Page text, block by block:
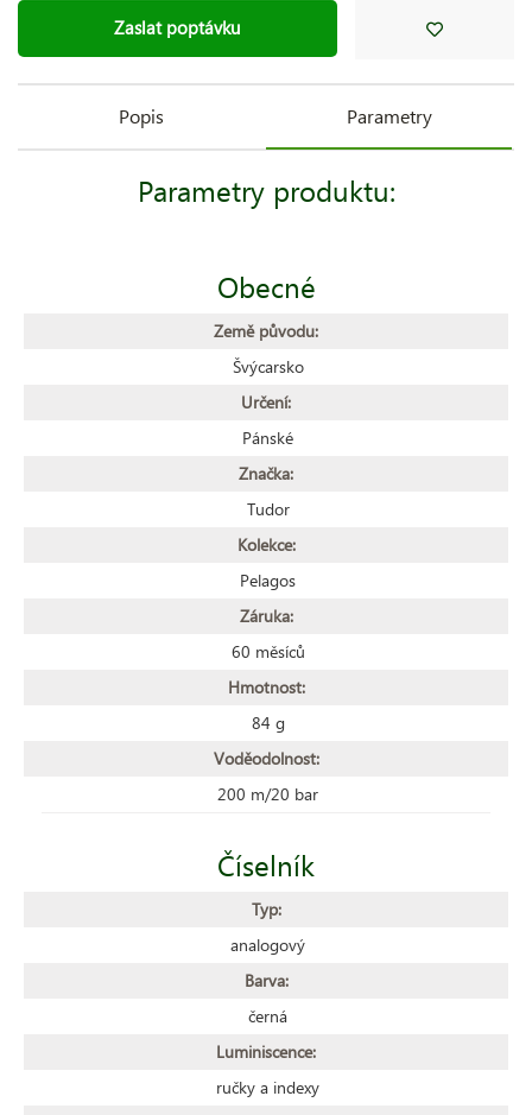
Zaslat poptávku
Popis Parametry
Parametry produktu:
Obecné
Země původu:
Švýcarsko
Určení:
Pánské
Značka:
Tudor
Kolekce:
Pelagos
Záruka:
60 měsíců
Hmotnost:
84 g
Voděodolnost:
200 m/20 bar
Číselník
Typ:
analogový
Barva:
černá
Luminiscence:
ručky a indexy